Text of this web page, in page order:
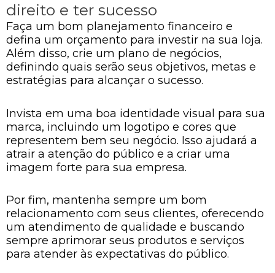
direito e ter sucesso
Faça um bom planejamento financeiro e
defina um orçamento para investir na sua loja.
Além disso, crie um plano de negócios,
definindo quais serão seus objetivos, metas e
estratégias para alcançar o sucesso.
Invista em uma boa identidade visual para sua
marca, incluindo um logotipo e cores que
representem bem seu negócio. Isso ajudará a
atrair a atenção do público e a criar uma
imagem forte para sua empresa.
Por fim, mantenha sempre um bom
relacionamento com seus clientes, oferecendo
um atendimento de qualidade e buscando
sempre aprimorar seus produtos e serviços
para atender às expectativas do público.